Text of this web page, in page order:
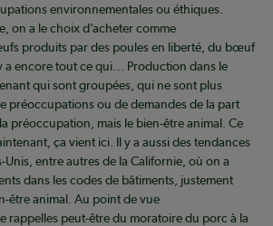
environnementales ou éthiques.
on a le choix d’acheter comme
produits par des poules en liberté, du bœuf
a encore tout ce qui… Production dans le
qui sont groupées, qui ne sont plus
préoccupations ou de demandes de la part
préoccupation, mais le bien-être animal. Ce
ça vient ici. Il y a aussi des tendances
Unis, entre autres de la Californie, où on a
dans les codes de bâtiments, justement
être animal. Au point de vue
rappelles peut-être du moratoire du porc à la